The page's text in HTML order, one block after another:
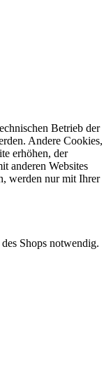
Betrieb der
Andere Cookies,
erhöhen, der
anderen Websites
werden nur mit Ihrer
Shops notwendig.